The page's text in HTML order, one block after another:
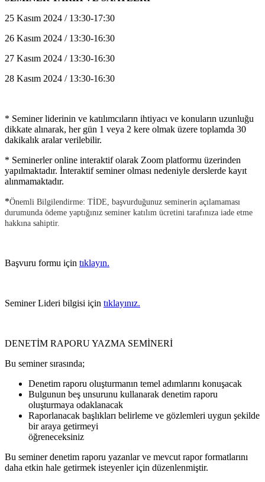
25 Kasım 2024 / 13:30-17:30
26 Kasım 2024 / 13:30-16:30
27 Kasım 2024 / 13:30-16:30
28 Kasım 2024 / 13:30-16:30
* Seminer liderinin ve katılımcıların ihtiyacı ve konuların uzunluğu
dikkate alınarak, her gün 1 veya 2 kere olmak üzere toplamda 30
dakikalık aralar verilebilir.
* Seminerler online interaktif olarak Zoom platformu üzerinden
yapılmaktadır. İnteraktif seminer olması nedeniyle derslerde kayıt
alınmamaktadır.
*Önemli Bilgilendirme: TİDE, başvurduğunuz seminerin açılamaması
durumunda ödeme yaptığınız seminer katılım ücretini tarafınıza iade etme
hakkına sahiptir.
Başvuru formu için tıklayın.
Seminer Lideri bilgisi için tıklayınız.
DENETİM RAPORU YAZMA SEMİNERİ
Bu seminer sırasında;
Denetim raporu oluşturmanın temel adımlarını konuşacak
Bulgunun beş unsurunu kullanarak denetim raporu
oluşturmaya odaklanacak
Raporlanacak başlıkları belirleme ve gözlemleri uygun şekilde
bir araya getirmeyi
öğreneceksiniz
Bu seminer denetim raporu yazanlar ve mevcut rapor formatlarını
daha etkin hale getirmek isteyenler için düzenlenmiştir.